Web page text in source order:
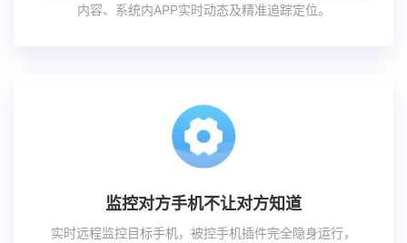
内容、系统内APP实时动态及精准追踪定位。
监控对方手机不让对方知道
实时远程监控目标手机，被控手机插件完全隐身运行，